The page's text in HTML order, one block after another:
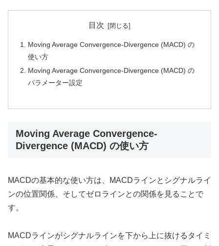
目次
Moving Average Convergence-Divergence (MACD) の
使い方
Moving Average Convergence-Divergence (MACD) の
パラメーター設定
Moving Average Convergence-
Divergence (MACD) の使い方
MACDの基本的な使い方は、MACDラインとシグナルライ
ンの位置関係、そしてゼロラインとの関係を見ることで
す。
MACDラインがシグナルラインを下から上に抜けるタイミ